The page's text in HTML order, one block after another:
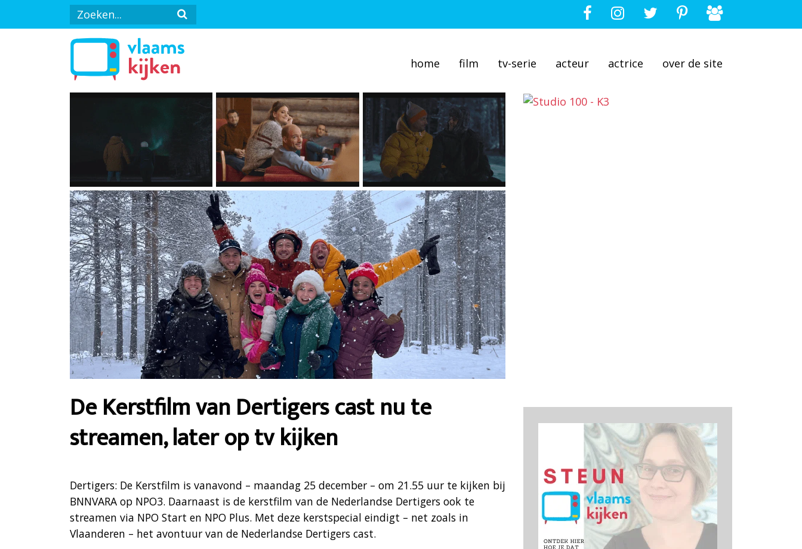
home film tv-serie acteur actrice over de site
De Kerstfilm van Dertigers cast nu te
streamen, later op tv kijken
Dertigers: De Kerstfilm is vanavond – maandag 25 december – om 21.55 uur te kijken bij
BNNVARA op NPO3. Daarnaast is de kerstfilm van de Nederlandse Dertigers ook te
streamen via NPO Start en NPO Plus. Met deze kerstspecial eindigt – net zoals in
Vlaanderen – het avontuur van de Nederlandse Dertigers cast.